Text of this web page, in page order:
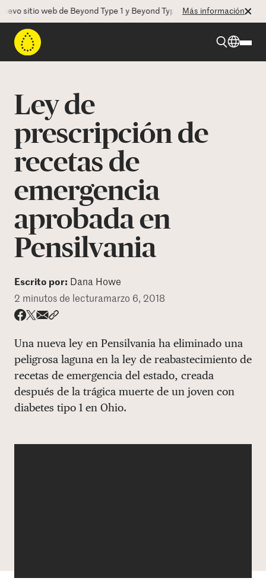
sitio web de Beyond Type 1 y Beyond Type 2! La CEO Deborah
Más información
Beyond Type 2
Recursos
Programas
Quienes somos
Ley de
prescripción de
recetas de
emergencia
aprobada en
Pensilvania
Escrito por: Dana Howe
2 minutos de lecturamarzo 6, 2018
Una nueva ley en Pensilvania ha eliminado una
peligrosa laguna en la ley de reabastecimiento de
recetas de emergencia del estado, creada
después de la trágica muerte de un joven con
diabetes tipo 1 en Ohio.